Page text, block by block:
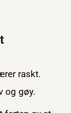
raskt.
og gøy.